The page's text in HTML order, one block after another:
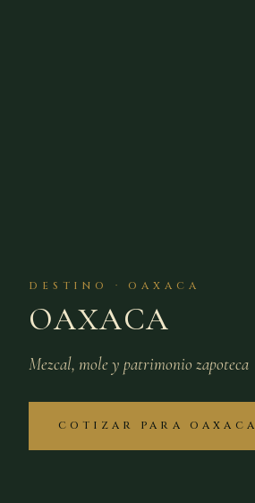
DESTINO · OAXACA
OAXACA
Mezcal, mole y patrimonio zapoteca
COTIZAR PARA OAXACA